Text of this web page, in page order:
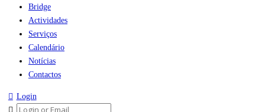
Bridge
Actividades
Serviços
Calendário
Notícias
Contactos
Login